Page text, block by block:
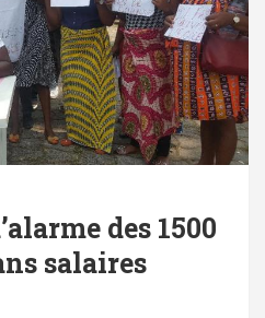
des 1500
salaires